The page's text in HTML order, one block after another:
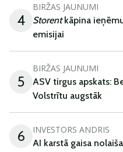
4
BIRŽAS JAUNUMI
Storentkāpina
emisijai
5
BIRŽAS JAUNUMI
ASV tirgus apskats:
Volstrītu augstāk
6 INVESTORS ANDRIS
AI karstā gaisa